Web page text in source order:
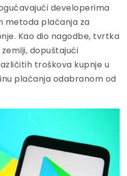
developerima
metoda plaćanja za
Kao dio nagodbe, tvrtka
dopuštajući
troškova kupnje u
plaćanja odabranom od